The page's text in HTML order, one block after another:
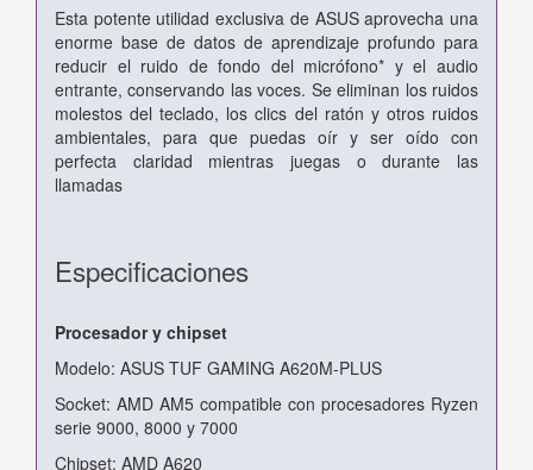
Esta potente utilidad exclusiva de ASUS aprovecha una
enorme base de datos de aprendizaje profundo para
reducir el ruido de fondo del micrófono* y el audio
entrante, conservando las voces. Se eliminan los ruidos
molestos del teclado, los clics del ratón y otros ruidos
ambientales, para que puedas oír y ser oído con
perfecta claridad mientras juegas o durante las
llamadas
Especificaciones
Procesador y chipset
Modelo: ASUS TUF GAMING A620M-PLUS
Socket: AMD AM5 compatible con procesadores Ryzen
serie 9000, 8000 y 7000
Chipset: AMD A620